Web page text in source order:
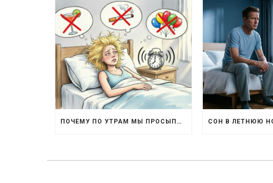
ПОЧЕМУ ПО УТРАМ МЫ ПРОСЫПАЕМСЯ РАЗБИТЫМИ